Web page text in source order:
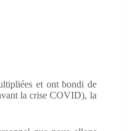
et ont bondi de
la crise COVID), la